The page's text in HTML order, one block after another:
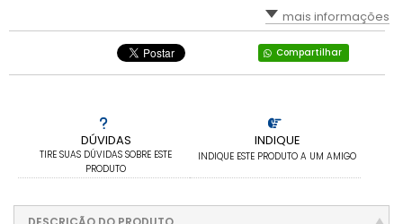
mais informações
Compartilhar
DÚVIDAS
TIRE SUAS DÚVIDAS SOBRE ESTE
PRODUTO
INDIQUE
INDIQUE ESTE PRODUTO A UM AMIGO